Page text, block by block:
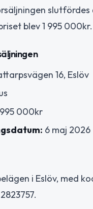
slutfördes
blev 1 995 000kr.
16, Eslöv
995 000kr
6 maj 2026
i Eslöv, med